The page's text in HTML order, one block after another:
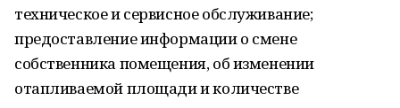
техническое и сервисное обслуживание;
предоставление информации о смене
собственника помещения, об изменении
отапливаемой площади и количестве